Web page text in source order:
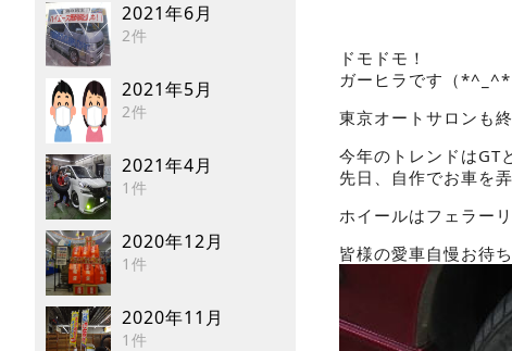
2021年6月
2件
2021年5月
2件
2021年4月
1件
2020年12月
1件
2020年11月
1件
ドモドモ！
ガーヒラです（*^_^*
東京オートサロンも
今年のトレンドはGT
先日、自作でお車を
ホイールはフェラー
皆様の愛車自慢お待